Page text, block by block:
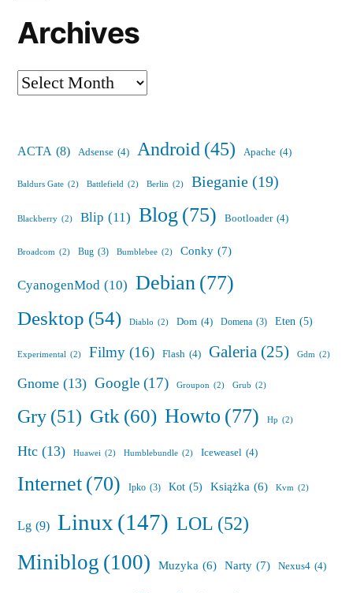
Archives
Archives
ACTA (8) Adsense (4) Android (45) Apache (4)
Baldurs Gate (2) Battlefield (2) Berlin (2) Bieganie (19)
Blackberry (2) Blip (11) Blog(75) Bootloader (4)
Broadcom (2) Bug (3) Bumblebee (2) Conky (7)
CyanogenMod (10) Debian(77)
Desktop (54) Diablo (2) Dom (4) Domena (3) Eten (5)
Experimental (2) Filmy (16) Flash (4) Galeria (25) Gdm (2)
Gnome (13) Google (17) Groupon (2) Grub (2)
Gry(51) Gtk(60) Howto (77) Hp (2)
Htc (13) Huawei (2) Humblebundle (2) Iceweasel (4)
Internet(70) Ipko (3) Kot (5) Książka (6) Kvm (2)
Lg (9) Linux(147) LOL (52)
Miniblog (100) Muzyka (6) Narty (7) Nexus4 (4)